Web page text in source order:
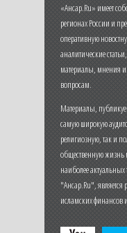
«Ансар.Ru» имеет
регионах России и
оперативную
аналитические
материалы, мнения
вопросам.
Материалы,
самую широкую
религиозную, так и
общественную жизнь
наиболее актуальных
"Ансар.Ru", является
исламских финансов